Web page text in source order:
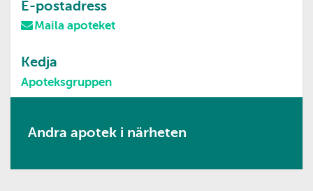
E-postadress
Maila apoteket
Kedja
Apoteksgruppen
Andra apotek i närheten